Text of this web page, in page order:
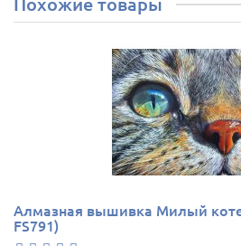
Алмазная вышивка Милый
FS791)